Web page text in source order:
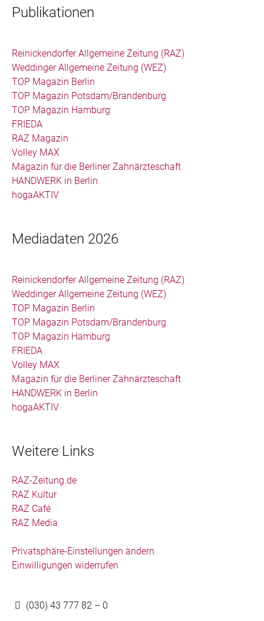
Publikationen
Reinickendorfer Allgemeine Zeitung (RAZ)
Weddinger Allgemeine Zeitung (WEZ)
TOP Magazin Berlin
TOP Magazin Potsdam/Brandenburg
TOP Magazin Hamburg
FRIEDA
RAZ Magazin
Volley MAX
Magazin für die Berliner Zahnärzteschaft
HANDWERK in Berlin
hogaAKTIV
Mediadaten 2026
Reinickendorfer Allgemeine Zeitung (RAZ)
Weddinger Allgemeine Zeitung (WEZ)
TOP Magazin Berlin
TOP Magazin Potsdam/Brandenburg
TOP Magazin Hamburg
FRIEDA
Volley MAX
Magazin für die Berliner Zahnärzteschaft
HANDWERK in Berlin
hogaAKTIV
Weitere Links
RAZ-Zeitung.de
RAZ Kultur
RAZ Café
RAZ Media
Privatsphäre-Einstellungen ändern
Einwilligungen widerrufen
(030) 43 777 82 – 0